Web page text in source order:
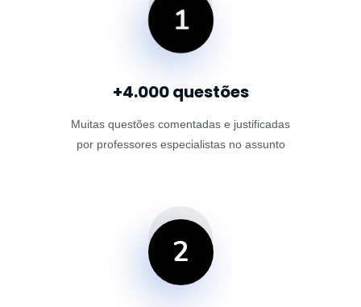
1
+4.000 questões
Muitas questões comentadas e justificadas
por professores especialistas no assunto
2